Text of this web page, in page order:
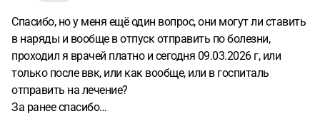
Спасибо, но у меня ещё один вопрос, они могут ли ставить
в наряды и вообще в отпуск отправить по болезни,
проходил я врачей платно и сегодня 09.03.2026 г, или
только после ввк, или как вообще, или в госпиталь
отправить на лечение?
За ранее спасибо…